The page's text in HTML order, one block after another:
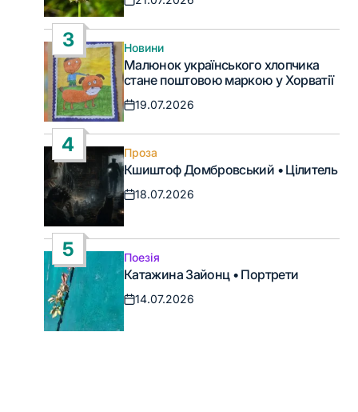
Дата
3
Опублікувати
у
Новини
Малюнок українського хлопчика
стане поштовою маркою у Хорватії
Дата
19.07.2026
4
Опублікувати
у
Проза
Кшиштоф Домбровський • Цілитель
Дата
запису
18.07.2026
5
Опублікувати
у
Поезія
Катажина Зайонц • Портрети
Дата
14.07.2026